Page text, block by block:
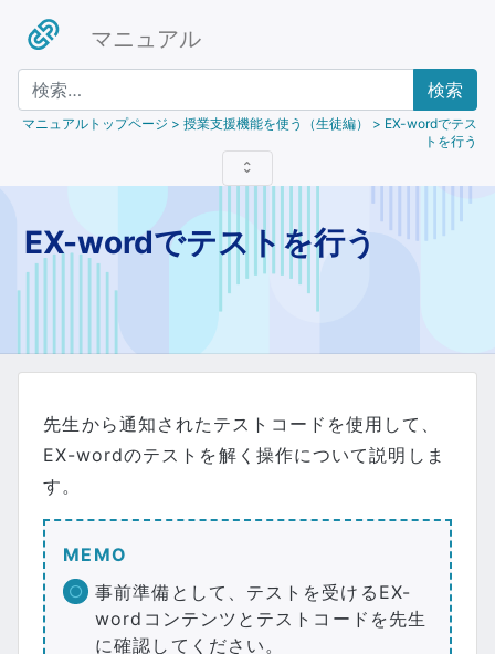
マニュアル
検索
マニュアルトップページ > 授業支援機能を使う（生徒編） > EX-wordでテス
トを行う
EX-wordでテストを行う
先生から通知されたテストコードを使用して、
EX-wordのテストを解く操作について説明しま
す。
MEMO
事前準備として、テストを受けるEX-
wordコンテンツとテストコードを先生
に確認してください。